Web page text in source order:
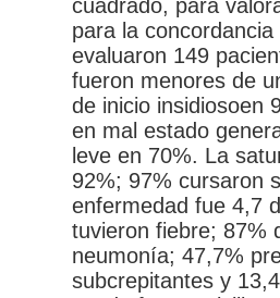
cuadrado, para
para la
evaluaron 149
fueron menores de
de inicio insidiosoen
en mal estado
leve en 70%. La
92%; 97% cursaron
enfermedad fue 4,7
tuvieron fiebre; 87%
neumonía; 47,7%
subcrepitantes y